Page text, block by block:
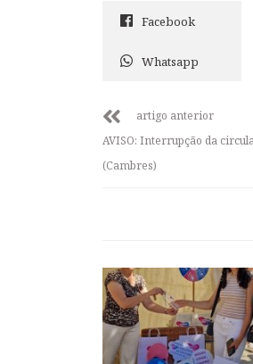
Facebook
Whatsapp
artigo anterior
AVISO: Interrupção da
(Cambres)